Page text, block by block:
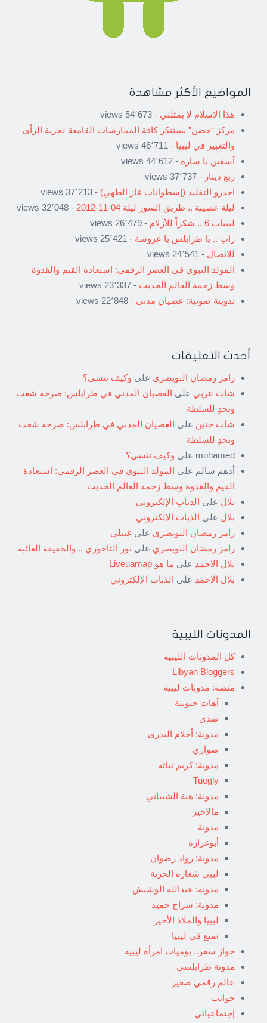
المواضيع الأكثر مشاهدة
هذا الإسلام لا يمثلني - 54٬673 views
مركز “حصن” يستنكر كافة الممارسات القامعة لحرية الرأي
والتعبير في ليبيا - 46٬711 views
آسفين يا ساره - 44٬612 views
ربع دينار - 37٬737 views
احذرو التقليد (إسطوانات غاز الطهي) - 37٬213 views
ليلة عصيبة .. طريق السور ليلة 04-11-2012
- 32٬048 views
ليبيات 6 .. شكراً للأزلام
- 26٬479 views
راب .. يا طرابلس يا عروسة - 25٬421 views
للاتصال - 24٬541 views
المولد النبوي في العصر الرقمي: استعادة القيم والقدوة
وسط زحمة العالم الحديث - 23٬337 views
تدوينة صوتية: عصيان مدني - 22٬848 views
أحدث التعليقات
رامز رمضان النويصري على وكيف ننسى؟
شات عربي على العصيان المدني في طرابلس: صرخة شعب
وتحدٍ للسلطة
شات حنين على العصيان المدني في طرابلس: صرخة شعب
وتحدٍ للسلطة
mohamed على وكيف ننسى؟
أدهم سالم على المولد النبوي في العصر الرقمي: استعادة
القيم والقدوة وسط زحمة العالم الحديث
بلال على الذباب الإلكتروني
بلال على الذباب الإلكتروني
رامز رمضان النويصري على غنيلي
رامز رمضان النويصري على نور التاجوري .. والحقيقة الغائبة
بلال الاحمد على ما هو Liveuamap
بلال الاحمد على الذباب الإلكتروني
المدونات الليبية
كل المدونات الليبية
Libyan Bloggers
منصة: مدونات ليبية
آهات جنوبية
صدى
مدونة: أحلام البدري
صواري
مدونة: كريم نباته
Tuegly
مدونة: هبة الشيباني
مالاخير
مدونة
أبوغرارة
مدونة: رواد رضوان
ليبي شعاره الحرية
مدونة: عبدالله الوشيش
مدونة: سراج حميد
ليبيا والملاذ الأخير
صنع في ليبيا
جواز سفر.. يوميات امرأة ليبية
مدونة طرابلسي
عالم رقمي صغير
جوانب
إجتماعياتي